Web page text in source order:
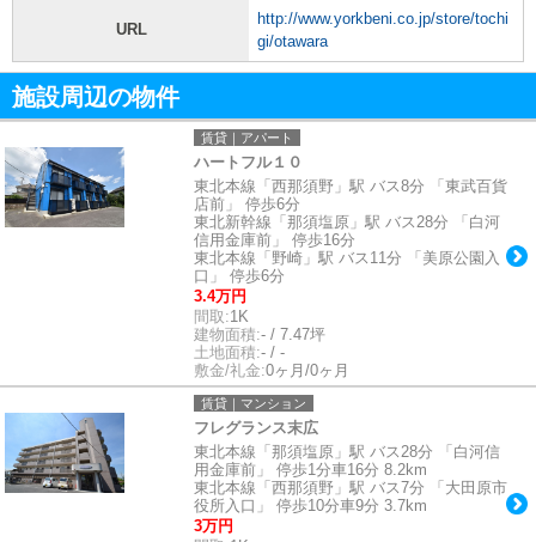
URL
http://www.yorkbeni.co.jp/store/tochi
gi/otawara
施設周辺の物件
賃貸｜アパート
ハートフル１０
東北本線「西那須野」駅 バス8分 「東武百貨
店前」 停歩6分
東北新幹線「那須塩原」駅 バス28分 「白河
信用金庫前」 停歩16分
東北本線「野崎」駅 バス11分 「美原公園入
口」 停歩6分
3.4万円
間取:1K
建物面積:- / 7.47坪
土地面積:- / -
敷金/礼金:0ヶ月/0ヶ月
賃貸｜マンション
フレグランス末広
東北本線「那須塩原」駅 バス28分 「白河信
用金庫前」 停歩1分車16分 8.2km
東北本線「西那須野」駅 バス7分 「大田原市
役所入口」 停歩10分車9分 3.7km
3万円